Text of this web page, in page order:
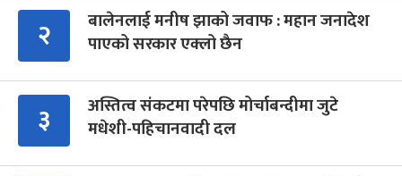
२
बालेनलाई मनीष झाको जवाफ : महान जनादेश
पाएको सरकार एक्लो छैन
३
अस्तित्व संकटमा परेपछि मोर्चाबन्दीमा जुटे
मधेशी-पहिचानवादी दल